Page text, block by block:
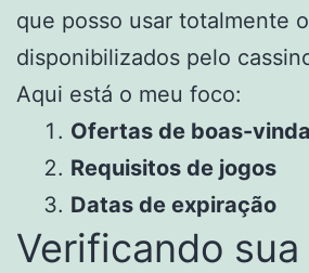
que posso usar totalmente
disponibilizados pelo
Aqui está o meu foco:
Ofertas de boas-
Requisitos de jogos
Datas de expiração
Verificando